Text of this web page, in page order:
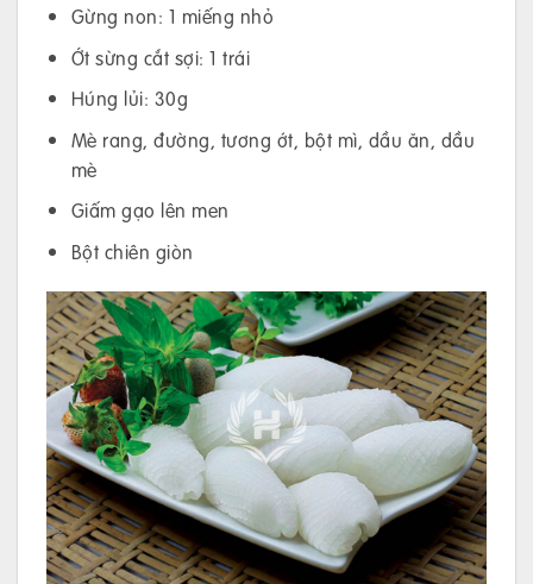
Gừng non: 1 miếng nhỏ
Ớt sừng cắt sợi: 1 trái
Húng lủi: 30g
Mè rang, đường, tương ớt, bột mì, dầu ăn, dầu
mè
Giấm gạo lên men
Bột chiên giòn